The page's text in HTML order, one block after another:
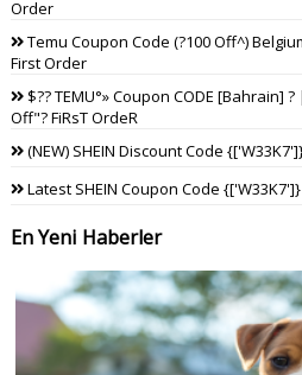
Order
Temu Coupon Code (?100 Off^)
First Order
$?? TEMU°» Coupon CODE [Bahrain]
Off"? FiRsT OrdeR
(NEW) SHEIN Discount Code
Latest SHEIN Coupon Code
En Yeni Haberler